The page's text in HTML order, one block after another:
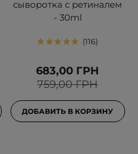
сыворотка с ретиналем
- 30ml
116
759,00 ГРН
683,00 ГРН
ДОБАВИТЬ В КОРЗИНУ